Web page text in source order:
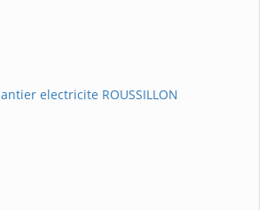
electricite ROUSSILLON